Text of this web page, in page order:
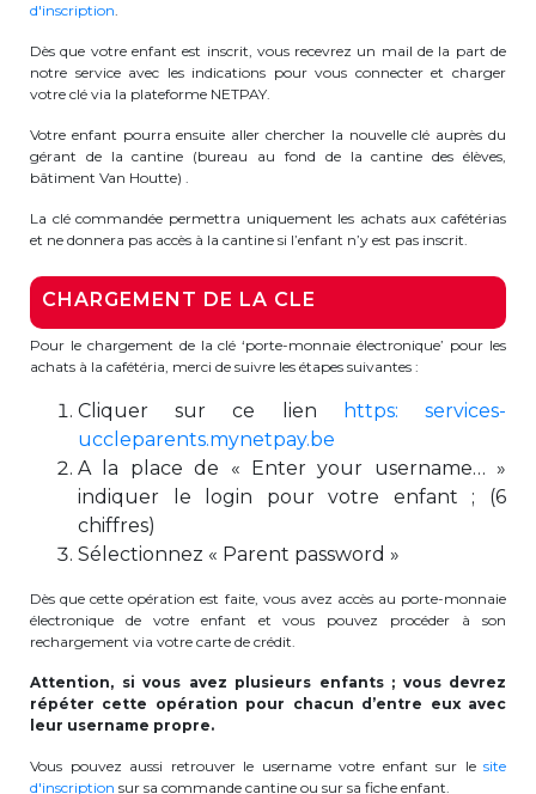
casiers@apeee-bxl1-services.be
BE52 3101 4777 1809
Coordination & Direction
+32 (0)2 375 94 84
Garderie Berkendael
+32 (0)472 07 35 25
periscolaire.berkendael@apeee-bxl1-
BE91 3631 6790 0976
Garderie Uccle
+32 (0)2 375 31 35
d'inscription.
Dès que votre enfant est inscrit, vous recevrez un mail de la part de
notre service avec les indications pour vous connecter et charger
votre clé via la plateforme NETPAY.
Votre enfant pourra ensuite aller chercher la nouvelle clé auprès du
gérant de la cantine (bureau au fond de la cantine des élèves,
bâtiment Van Houtte) .
La clé commandée permettra uniquement les achats aux cafétérias
et ne donnera pas accès à la cantine si l’enfant n’y est pas inscrit.
CHARGEMENT DE LA CLE
Pour le chargement de la clé ‘porte-monnaie électronique’ pour les
achats à la cafétéria, merci de suivre les étapes suivantes :
Cliquer sur ce lien
https: services-
uccleparents.mynetpay.be
A la place de « Enter your username… »
indiquer le login pour votre enfant ; (6
chiffres)
Sélectionnez « Parent password »
Dès que cette opération est faite, vous avez accès au porte-monnaie
électronique de votre enfant et vous pouvez procéder à son
rechargement via votre carte de crédit.
Attention, si vous avez plusieurs enfants ; vous devrez
répéter cette opération pour chacun d’entre eux avec
leur username propre.
Vous pouvez aussi retrouver le username votre enfant sur le site
d'inscription sur sa commande cantine ou sur sa fiche enfant.